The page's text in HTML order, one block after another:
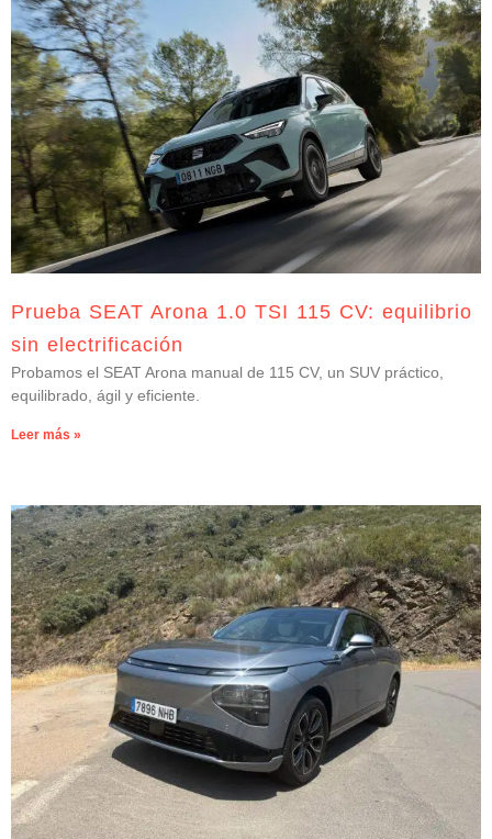
Prueba SEAT Arona 1.0 TSI 115 CV: equilibrio
sin electrificación
Probamos el SEAT Arona manual de 115 CV, un SUV práctico,
equilibrado, ágil y eficiente.
Leer más »